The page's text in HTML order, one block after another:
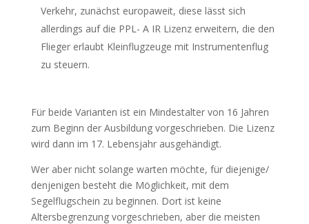
Verkehr, zunächst europaweit, diese lässt sich
allerdings auf die PPL- A IR Lizenz erweitern, die den
Flieger erlaubt Kleinflugzeuge mit Instrumentenflug
zu steuern.
Für beide Varianten ist ein Mindestalter von 16 Jahren
zum Beginn der Ausbildung vorgeschrieben. Die Lizenz
wird dann im 17. Lebensjahr ausgehändigt.
Wer aber nicht solange warten möchte, für diejenige/
denjenigen besteht die Möglichkeit, mit dem
Segelflugschein zu beginnen. Dort ist keine
Altersbegrenzung vorgeschrieben, aber die meisten